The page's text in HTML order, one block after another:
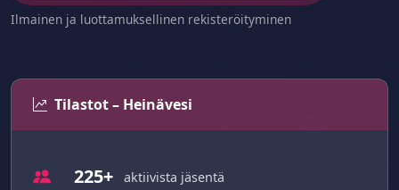
Ilmainen ja luottamuksellinen rekisteröityminen
Tilastot – Heinävesi
225+ aktiivista jäsentä